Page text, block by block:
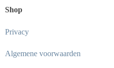
Shop
Privacy
Algemene voorwaarden